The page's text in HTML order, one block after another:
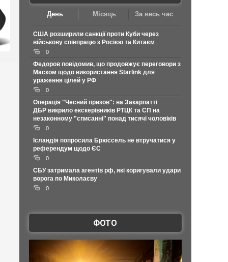
День Місяць За весь час
США розширили санкції проти Куби через
військову співпрацю з Росією та Китаєм
0
Федоров повідомив, що продовжує переговори з
Маском щодо використання Starlink для
ураження цілей у РФ
0
Операція "Чесний призов": на Закарпатті
ДБР викрило екскерівників РТЦК та СП на
незаконному "списанні" понад тисячі чоловіків
0
Ісландія попросила Брюссель не втручатися у
референдум щодо ЄС
0
СБУ затримала агентів рф, які коригували удари
ворога по Миколаєву
0
ФОТО